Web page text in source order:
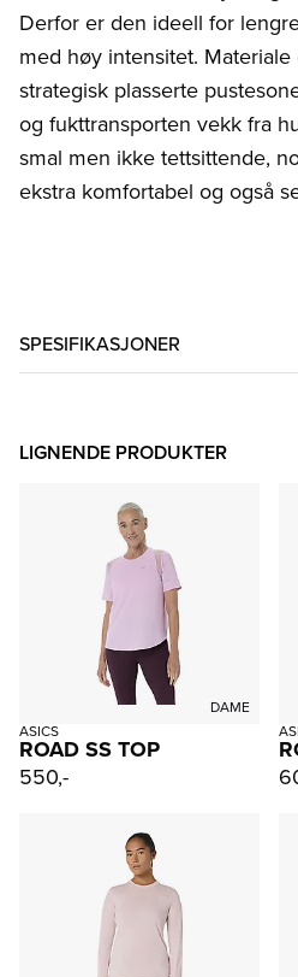
Derfor er den ideell for
med høy intensitet.
strategisk plasserte
og fukttransporten vekk fra
smal men ikke tettsittende,
ekstra komfortabel og også
SPESIFIKASJONER
LIGNENDE PRODUKTER
DAME
ASICS
ROAD SS TOP
550,-